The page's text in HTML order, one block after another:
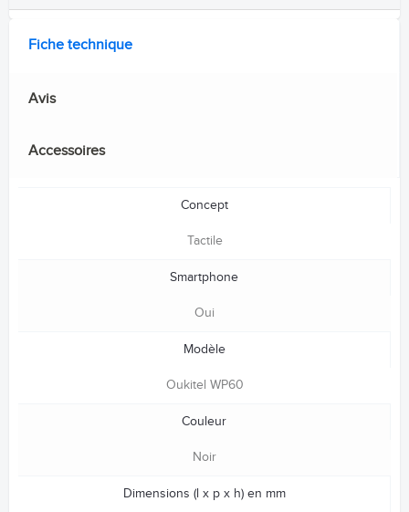
Fiche technique
Avis
Accessoires
Concept
Tactile
Smartphone
Oui
Modèle
Oukitel WP60
Couleur
Noir
Dimensions (l x p x h) en mm